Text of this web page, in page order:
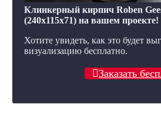
Клинкерный кирпич Roben
(240x115x71) на вашем проекте!
Хотите увидеть, как это будет
визуализацию бесплатно.
Заказать